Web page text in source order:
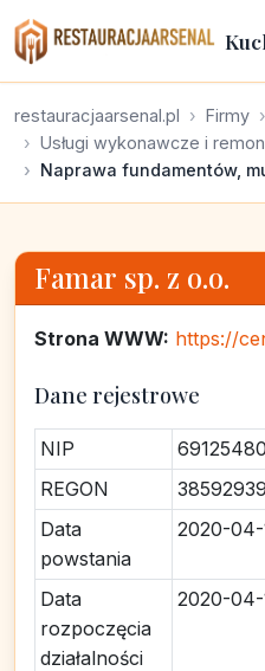
restauracjaarsenal.pl Firmy
Usługi wykonawcze i
Naprawa fundamentów,
Famar sp. z o.o.
Strona WWW: https://
Dane rejestrowe
NIP
REGON
Data
powstania
2020-04-
Data
rozpoczęcia
działalności
2020-04-